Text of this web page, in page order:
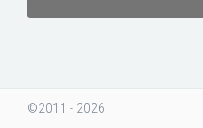
©2011 - 2026